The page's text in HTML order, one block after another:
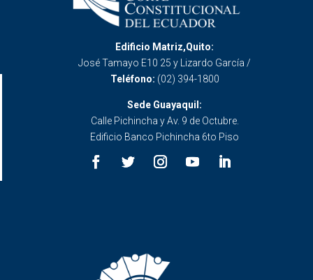
Edificio Matriz,Quito:
José Tamayo E10 25 y Lizardo García /
Teléfono: (02) 394-1800
Sede Guayaquil:
Calle Pichincha y Av. 9 de Octubre.
Edificio Banco Pichincha 6to Piso